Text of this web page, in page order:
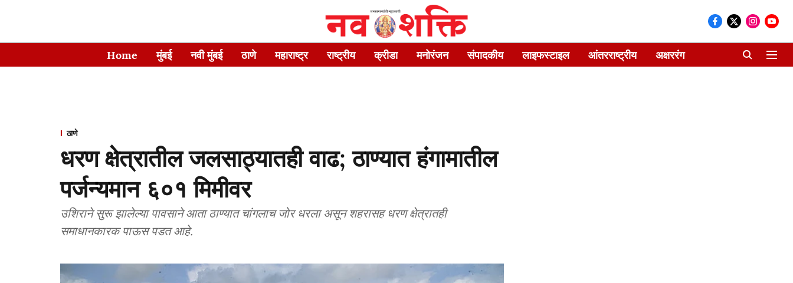
Home मुंबई नवी मुंबई ठाणे महाराष्ट्र राष्ट्रीय क्रीडा मनोरंजन संपादकीय लाइफस्टाइल आंतरराष्ट्रीय अक्षररंग
ठाणे
धरण क्षेत्रातील जलसाठ्यातही वाढ; ठाण्यात हंगामातील
पर्जन्यमान ६०१ मिमीवर
उशिराने सुरू झालेल्या पावसाने आता ठाण्यात चांगलाच जोर धरला असून शहरासह धरण क्षेत्रातही
समाधानकारक पाऊस पडत आहे.